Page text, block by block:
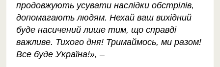
продовжують усувати наслідки обстрілів,
допомагають людям. Нехай ваш вихідний
буде насичений лише тим, що справді
важливе. Тихого дня! Тримаймось, ми разом!
Все буде Україна!», –